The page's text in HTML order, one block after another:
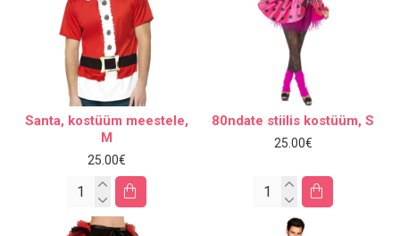
Santa, kostüüm meestele,
M
25.00€
80ndate stiilis kostüüm, S
25.00€